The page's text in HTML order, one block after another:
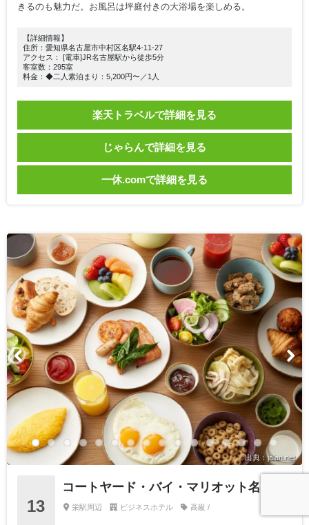
きるのも魅力だ。お風呂は坪庭付きの大浴場を楽しめる。
【詳細情報】
住所：愛知県名古屋市中村区名駅4-11-27
アクセス： [電車]JR名古屋駅から徒歩5分
客室数：295室
料金：◆二人素泊まり：5,200円〜／1人
楽天トラベルで詳細を見る
じゃらんで詳細を見る
一休.comで詳細を見る
出典：jalan.net
13
コートヤード・バイ・マリオット名古屋
栄駅周辺 ビジネスホテル 高級 /